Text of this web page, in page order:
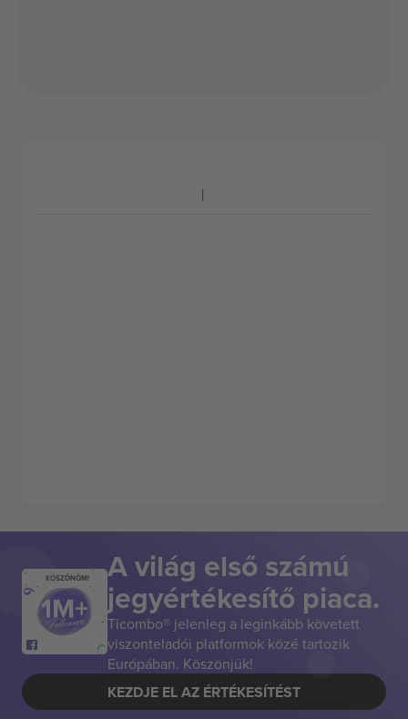
KÖSZÖNÖM! A világ első számú
jegyértékesítő piaca.
Ticombo® jelenleg a leginkább követett
viszonteladói platformok közé tartozik
Európában. Köszönjük!
KEZDJE EL AZ ÉRTÉKESÍTÉST